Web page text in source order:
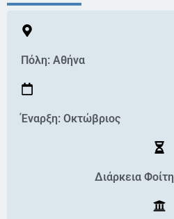
Πόλη: Αθήνα
Έναρξη: Οκτώβριος
Διάρκεια